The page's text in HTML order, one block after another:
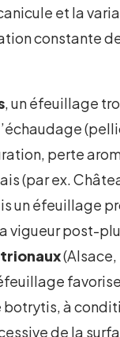
et la
constante
, un éfeuillage
perte
(par ex.
un éfeuillage
vigueur post-
(Alsace,
botrytis, à
de la